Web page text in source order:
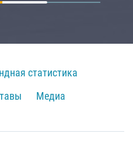
статистика
Медиа